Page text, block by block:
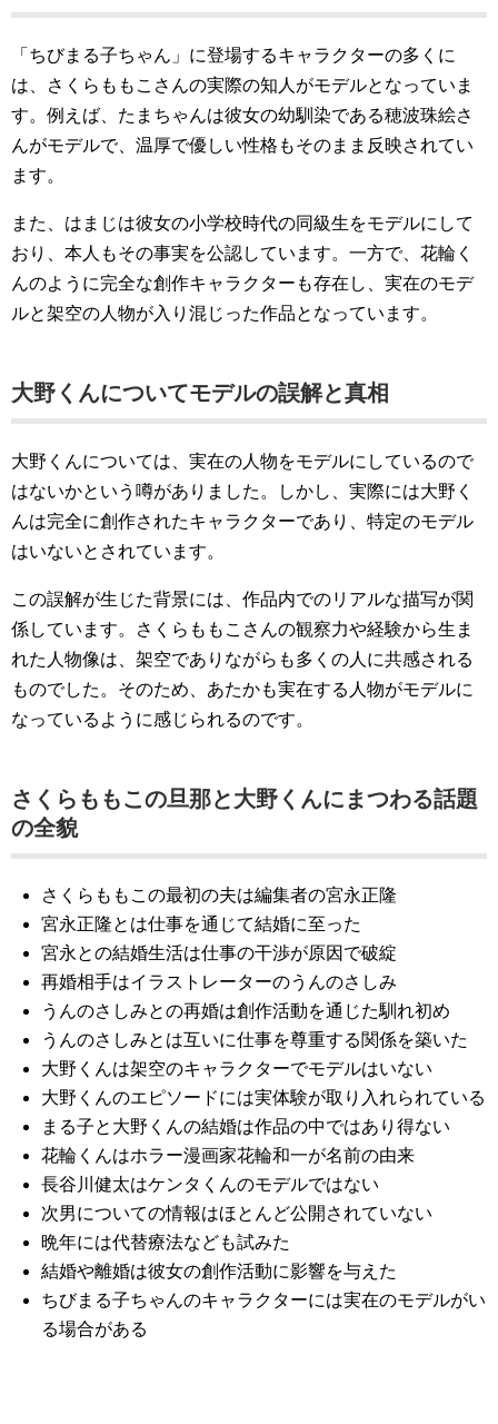
「ちびまる子ちゃん」に登場するキャラクターの多くに
は、さくらももこさんの実際の知人がモデルとなっていま
す。例えば、たまちゃんは彼女の幼馴染である穂波珠絵さ
んがモデルで、温厚で優しい性格もそのまま反映されてい
ます。
また、はまじは彼女の小学校時代の同級生をモデルにして
おり、本人もその事実を公認しています。一方で、花輪く
んのように完全な創作キャラクターも存在し、実在のモデ
ルと架空の人物が入り混じった作品となっています。
大野くんについてモデルの誤解と真相
大野くんについては、実在の人物をモデルにしているので
はないかという噂がありました。しかし、実際には大野く
んは完全に創作されたキャラクターであり、特定のモデル
はいないとされています。
この誤解が生じた背景には、作品内でのリアルな描写が関
係しています。さくらももこさんの観察力や経験から生ま
れた人物像は、架空でありながらも多くの人に共感される
ものでした。そのため、あたかも実在する人物がモデルに
なっているように感じられるのです。
さくらももこの旦那と大野くんにまつわる話題
の全貌
さくらももこの最初の夫は編集者の宮永正隆
宮永正隆とは仕事を通じて結婚に至った
宮永との結婚生活は仕事の干渉が原因で破綻
再婚相手はイラストレーターのうんのさしみ
うんのさしみとの再婚は創作活動を通じた馴れ初め
うんのさしみとは互いに仕事を尊重する関係を築いた
大野くんは架空のキャラクターでモデルはいない
大野くんのエピソードには実体験が取り入れられている
まる子と大野くんの結婚は作品の中ではあり得ない
花輪くんはホラー漫画家花輪和一が名前の由来
長谷川健太はケンタくんのモデルではない
次男についての情報はほとんど公開されていない
晩年には代替療法なども試みた
結婚や離婚は彼女の創作活動に影響を与えた
ちびまる子ちゃんのキャラクターには実在のモデルがい
る場合がある